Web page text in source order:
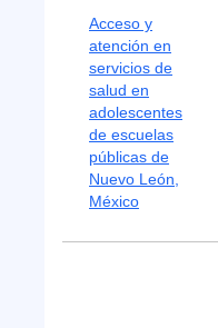
Acceso y
atención en
servicios de
salud en
adolescentes
de escuelas
públicas de
Nuevo León,
México